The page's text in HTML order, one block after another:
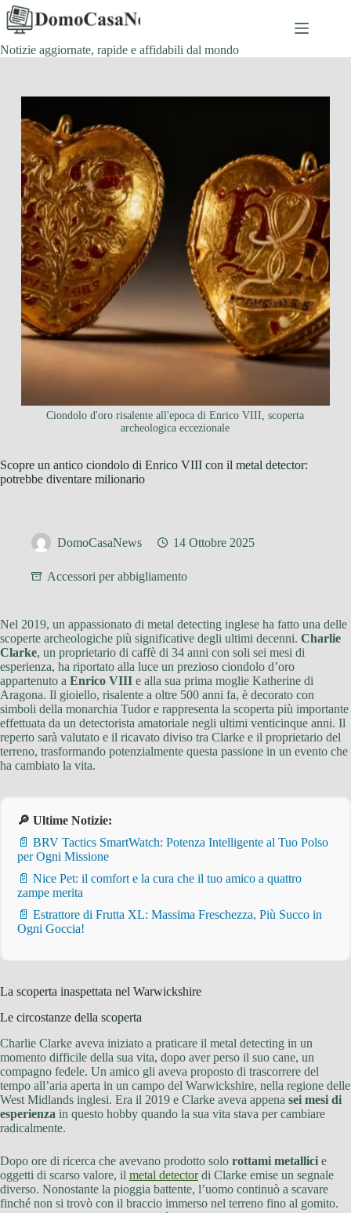
Salta
contenuto
Notizie aggiornate, rapide e affidabili dal mondo
Ciondolo d'oro risalente all'epoca di Enrico VIII, scoperta
archeologica eccezionale
Scopre un antico ciondolo di Enrico VIII con il metal detector:
potrebbe diventare milionario
DomoCasaNews 14 Ottobre 2025
Accessori per abbigliamento
Nel 2019, un appassionato di metal detecting inglese ha fatto una delle
scoperte archeologiche più significative degli ultimi decenni. Charlie
Clarke, un proprietario di caffè di 34 anni con soli sei mesi di
esperienza, ha riportato alla luce un prezioso ciondolo d’oro
appartenuto a Enrico VIII e alla sua prima moglie Katherine di
Aragona. Il gioiello, risalente a oltre 500 anni fa, è decorato con
simboli della monarchia Tudor e rappresenta la scoperta più importante
effettuata da un detectorista amatoriale negli ultimi venticinque anni. Il
reperto sarà valutato e il ricavato diviso tra Clarke e il proprietario del
terreno, trasformando potenzialmente questa passione in un evento che
ha cambiato la vita.
🔎 Ultime Notizie:
📄 BRV Tactics SmartWatch: Potenza Intelligente al Tuo Polso
per Ogni Missione
📄 Nice Pet: il comfort e la cura che il tuo amico a quattro
zampe merita
📄 Estrattore di Frutta XL: Massima Freschezza, Più Succo in
Ogni Goccia!
La scoperta inaspettata nel Warwickshire
Le circostanze della scoperta
Charlie Clarke aveva iniziato a praticare il metal detecting in un
momento difficile della sua vita, dopo aver perso il suo cane, un
compagno fedele. Un amico gli aveva proposto di trascorrere del
tempo all’aria aperta in un campo del Warwickshire, nella regione delle
West Midlands inglesi. Era il 2019 e Clarke aveva appena sei mesi di
esperienza in questo hobby quando la sua vita stava per cambiare
radicalmente.
Dopo ore di ricerca che avevano prodotto solo rottami metallici e
oggetti di scarso valore, il metal detectordi Clarke emise un segnale
diverso. Nonostante la pioggia battente, l’uomo continuò a scavare
finché non si trovò con il braccio immerso nel terreno fino al gomito.